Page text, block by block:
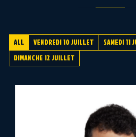
ALL VENDREDI 10 JUILLET
SAMEDI 11
DIMANCHE 12 JUILLET